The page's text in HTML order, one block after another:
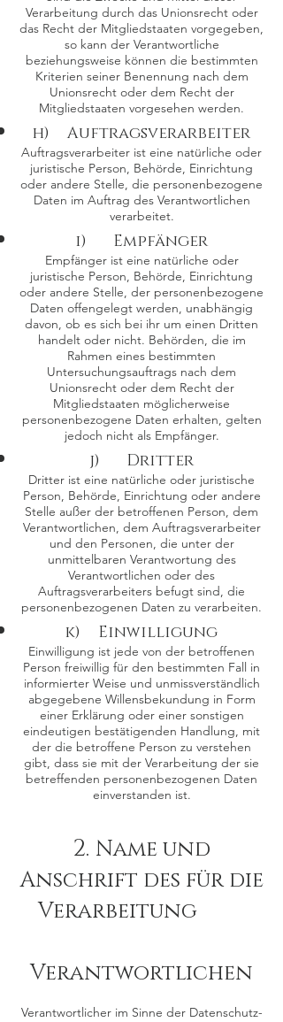
Verarbeitung durch das Unionsrecht oder
das Recht der Mitgliedstaaten vorgegeben,
so kann der Verantwortliche
beziehungsweise können die bestimmten
Kriterien seiner Benennung nach dem
Unionsrecht oder dem Recht der
Mitgliedstaaten vorgesehen werden.
h) Auftragsverarbeiter
Auftragsverarbeiter ist eine natürliche oder
juristische Person, Behörde, Einrichtung
oder andere Stelle, die personenbezogene
Daten im Auftrag des Verantwortlichen
verarbeitet.
i) Empfänger
Empfänger ist eine natürliche oder
juristische Person, Behörde, Einrichtung
oder andere Stelle, der personenbezogene
Daten offengelegt werden, unabhängig
davon, ob es sich bei ihr um einen Dritten
handelt oder nicht. Behörden, die im
Rahmen eines bestimmten
Untersuchungsauftrags nach dem
Unionsrecht oder dem Recht der
Mitgliedstaaten möglicherweise
personenbezogene Daten erhalten, gelten
jedoch nicht als Empfänger.
j) Dritter
Dritter ist eine natürliche oder juristische
Person, Behörde, Einrichtung oder andere
Stelle außer der betroffenen Person, dem
Verantwortlichen, dem Auftragsverarbeiter
und den Personen, die unter der
unmittelbaren Verantwortung des
Verantwortlichen oder des
Auftragsverarbeiters befugt sind, die
personenbezogenen Daten zu verarbeiten.
k) Einwilligung
Einwilligung ist jede von der betroffenen
Person freiwillig für den bestimmten Fall in
informierter Weise und unmissverständlich
abgegebene Willensbekundung in Form
einer Erklärung oder einer sonstigen
eindeutigen bestätigenden Handlung, mit
der die betroffene Person zu verstehen
gibt, dass sie mit der Verarbeitung der sie
betreffenden personenbezogenen Daten
einverstanden ist.
2. Name und
Anschrift des für die
Verarbeitung
Verantwortlichen
Verantwortlicher im Sinne der Datenschutz-